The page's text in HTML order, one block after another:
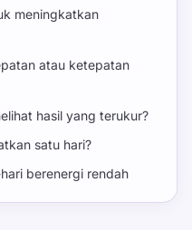
meningkatkan
atau ketepatan
hasil yang terukur?
satu hari?
berenergi rendah